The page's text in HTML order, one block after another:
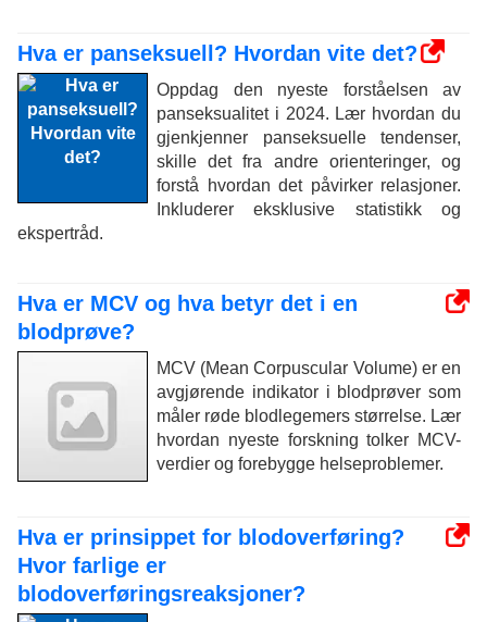
Hva er panseksuell? Hvordan vite det?
Oppdag den nyeste forståelsen av
panseksualitet i 2024. Lær hvordan du
gjenkjenner panseksuelle tendenser,
skille det fra andre orienteringer, og
forstå hvordan det påvirker relasjoner.
Inkluderer eksklusive statistikk og
ekspertråd.
Hva er MCV og hva betyr det i en
blodprøve?
MCV (Mean Corpuscular Volume) er en
avgjørende indikator i blodprøver som
måler røde blodlegemers størrelse. Lær
hvordan nyeste forskning tolker MCV-
verdier og forebygge helseproblemer.
Hva er prinsippet for blodoverføring?
Hvor farlige er
blodoverføringsreaksjoner?